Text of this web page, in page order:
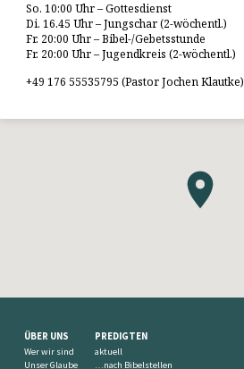
So. 10:00 Uhr – Gottesdienst
Di. 16.45 Uhr – Jungschar (2-wöchentl.)
Fr. 20:00 Uhr – Bibel-/Gebetsstunde
Fr. 20:00 Uhr – Jugendkreis (2-wöchentl.)
+49 176 55535795 (Pastor Jochen Klautke)
ÜBER UNS
Wer wir sind
Unser Glaube
PREDIGTEN
aktuell
…nach Bibelstellen